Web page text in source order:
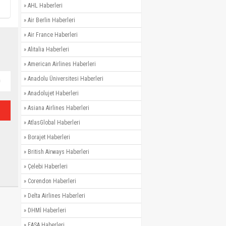
» AHL Haberleri
» Air Berlin Haberleri
» Air France Haberleri
» Alitalia Haberleri
» American Airlines Haberleri
» Anadolu Üniversitesi Haberleri
» Anadolujet Haberleri
» Asiana Airlines Haberleri
» AtlasGlobal Haberleri
» Borajet Haberleri
» British Airways Haberleri
» Çelebi Haberleri
» Corendon Haberleri
» Delta Airlines Haberleri
» DHMİ Haberleri